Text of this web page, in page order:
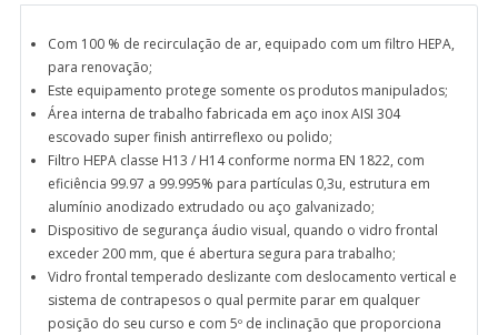
Com 100 % de recirculação de ar, equipado com um filtro HEPA,
para renovação;
Este equipamento protege somente os produtos manipulados;
Área interna de trabalho fabricada em aço inox AISI 304
escovado super finish antirreflexo ou polido;
Filtro HEPA classe H13 / H14 conforme norma EN 1822, com
eficiência 99.97 a 99.995% para partículas 0,3u, estrutura em
alumínio anodizado extrudado ou aço galvanizado;
Dispositivo de segurança áudio visual, quando o vidro frontal
exceder 200 mm, que é abertura segura para trabalho;
Vidro frontal temperado deslizante com deslocamento vertical e
sistema de contrapesos o qual permite parar em qualquer
posição do seu curso e com 5º de inclinação que proporciona